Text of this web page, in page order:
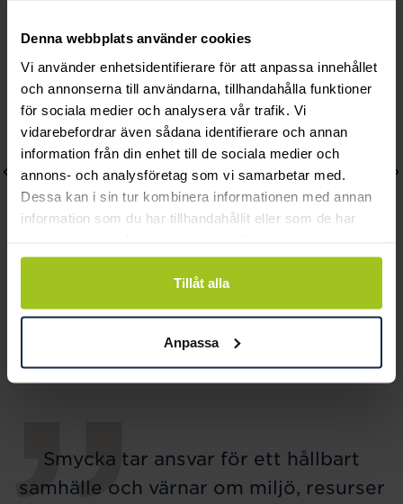
Denna webbplats använder cookies
Vi använder enhetsidentifierare för att anpassa innehållet
och annonserna till användarna, tillhandahålla funktioner
för sociala medier och analysera vår trafik. Vi
vidarebefordrar även sådana identifierare och annan
information från din enhet till de sociala medier och
annons- och analysföretag som vi samarbetar med.
Dessa kan i sin tur kombinera informationen med annan
information som du har tillhandahållit eller som de har
Tillåt alla
Anpassa
Rundankar 36-38cm
Rundankar 42-45 cm
Pris
390 kr
Smycka tar ansvar för ett hållbart
samhälle och värnar om miljö, resurser